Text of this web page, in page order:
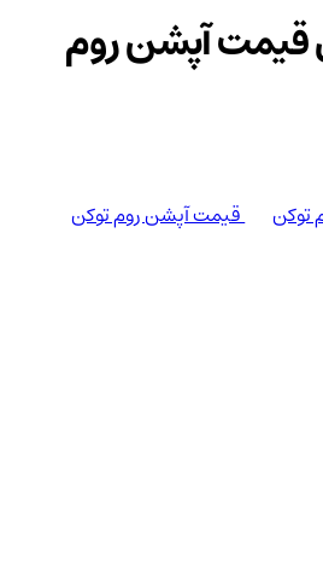
قیمت آپشن روم
توکن قیمت آپشن روم توکن